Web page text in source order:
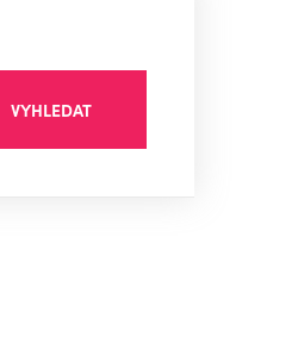
VYHLEDAT